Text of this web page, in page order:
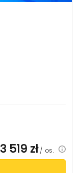
3 519 zł/ os.